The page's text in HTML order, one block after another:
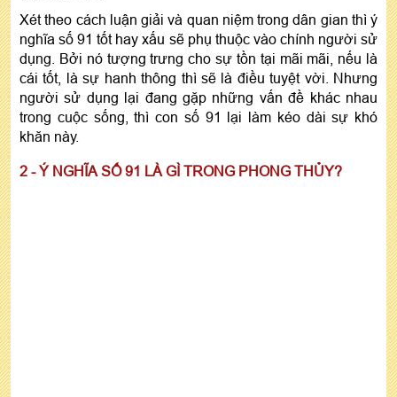
Xét theo cách luận giải và quan niệm trong dân gian thì ý
nghĩa số 91 tốt hay xấu sẽ phụ thuộc vào chính người sử
dụng. Bởi nó tượng trưng cho sự tồn tại mãi mãi, nếu là
cái tốt, là sự hanh thông thì sẽ là điều tuyệt vời. Nhưng
người sử dụng lại đang gặp những vấn đề khác nhau
trong cuộc sống, thì con số 91 lại làm kéo dài sự khó
khăn này.
2 - Ý NGHĨA SỐ 91 LÀ GÌ TRONG PHONG THỦY?